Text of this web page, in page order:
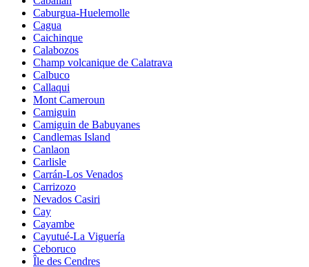
Caburgua-Huelemolle
Cagua
Caichinque
Calabozos
Champ volcanique de Calatrava
Calbuco
Callaqui
Mont Cameroun
Camiguin
Camiguin de Babuyanes
Candlemas Island
Canlaon
Carlisle
Carrán-Los Venados
Carrizozo
Nevados Casiri
Cay
Cayambe
Cayutué-La Viguería
Ceboruco
Île des Cendres